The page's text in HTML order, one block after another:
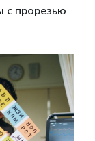
с прорезью